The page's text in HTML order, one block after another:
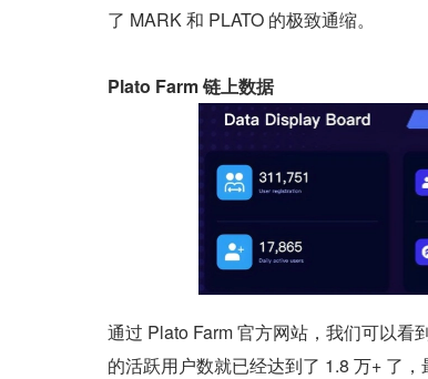
了 MARK 和 PLATO 的极致通缩。
Plato Farm 链上数据
通过 Plato Farm 官方网站，我们可以看
的活跃用户数就已经达到了 1.8 万+ 了